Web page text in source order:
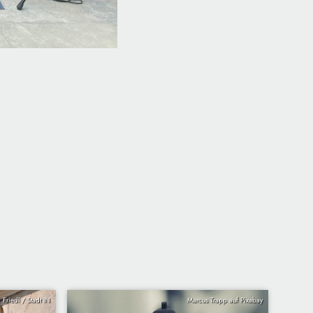
Friedl / Stadt IN Marcus Trapp auf Pixabay